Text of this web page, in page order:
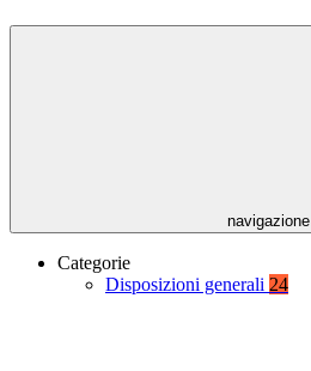
navigazione
Categorie
Disposizioni generali 24